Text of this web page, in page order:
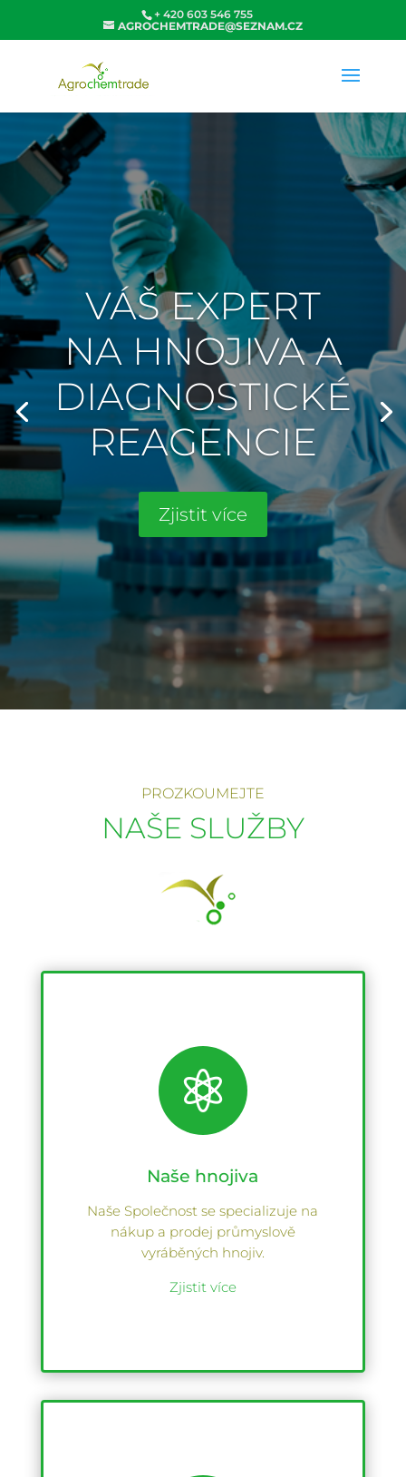
+ 420 603 546 755
AGROCHEMTRADE@SEZNAM.CZ
VÁŠ EXPERT
NA HNOJIVA A
DIAGNOSTICKÉ
REAGENCIE
Zjistit více
PROZKOUMEJTE
NAŠE SLUŽBY

Naše hnojiva
Naše Společnost se specializuje na
nákup a prodej průmyslově
vyráběných hnojiv.
Zjistit více